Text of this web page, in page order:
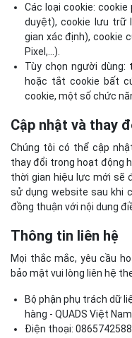
Các loại cookie:
duyệt), cookie lưu trữ
gian xác định), cookie
Pixel,…).
Tùy chọn người
hoặc tắt cookie bất
cookie, một số chức
Cập nhật và thay
Chúng tôi có thể cập
thay đổi trong hoạt động
thời gian hiệu lực mới sẽ
sử dụng website sau khi
đồng thuận với nội dung
Thông tin liên hệ
Mọi thắc mắc, yêu cầu
bảo mật vui lòng liên hệ
Bộ phận phụ trách dữ
hàng - QUADS Việt Nam
Điện thoại: 0865742588